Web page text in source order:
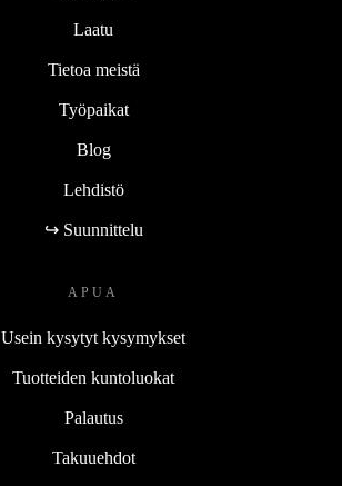
Laatu
Tietoa meistä
Työpaikat
Blog
Lehdistö
↪ Suunnittelu
APUA
Usein kysytyt kysymykset
Tuotteiden kuntoluokat
Palautus
Takuuehdot